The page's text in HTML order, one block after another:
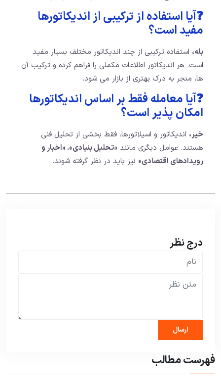
❓آیا استفاده از ترکیبی از اندیکاتورها
مفید است؟
بله، استفاده ترکیبی از چند اندیکاتور مختلف بسیار مفید
است. هر اندیکاتور اطلاعات مکملی را فراهم کرده و ترکیب آن
ها، منجر به درک بهتری از بازار می شود.
❓آیا معامله فقط بر اساس اندیکاتورها
امکان پذیر است؟
خیر، اندیکاتور و اسیلاتورها، فقط بخشی از تحلیل فنی
هستند. عوامل دیگری مانند «تحلیل بنیادی»، «اخبار و
رویدادهای اقتصادی» نیز باید در نظر گرفته شوند.
درج نظر
فهرست مطالب